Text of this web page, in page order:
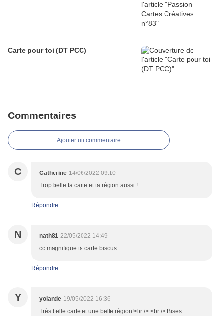
Carte pour toi (DT PCC)
Commentaires
Ajouter un commentaire
C Catherine 14/06/2022 09:10
Trop belle ta carte et ta région aussi !
Répondre
N nath81 22/05/2022 14:49
cc magnifique ta carte bisous
Répondre
Y yolande 19/05/2022 16:36
Très belle carte et une belle région!<br /> <br /> Bises